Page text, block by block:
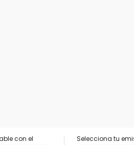
con el Selecciona tu